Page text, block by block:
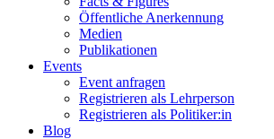
Öffentliche Anerkennung
Medien
Publikationen
Events
Event anfragen
Registrieren als Lehrperson
Registrieren als Politiker:in
Blog